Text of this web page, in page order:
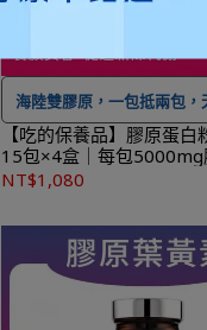
海陸雙膠原，一包抵兩包，
麗關鍵
★ 可宅配到府&超商取貨，
1,500免運費，另有離島7-
★ 登入會員訂購，管理訂單
累積紅利點數，一點抵
到貨時間參考：訂購完成
【吃的保養品】膠原蛋白
15包×4盒｜每包5000mg
一包抵兩包｜效期至
NT$1,080